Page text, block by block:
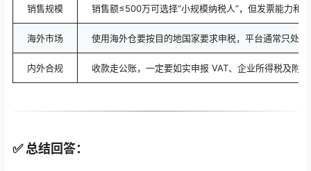
销售规模 销售额≤500万可选择“小规模纳税人”，但发票能力和
海外市场 使用海外仓要按目的地国家要求申税，平台通常只处
内外合规 收款走公账，一定要如实申报 VAT、企业所得税及附
✅ 总结回答：